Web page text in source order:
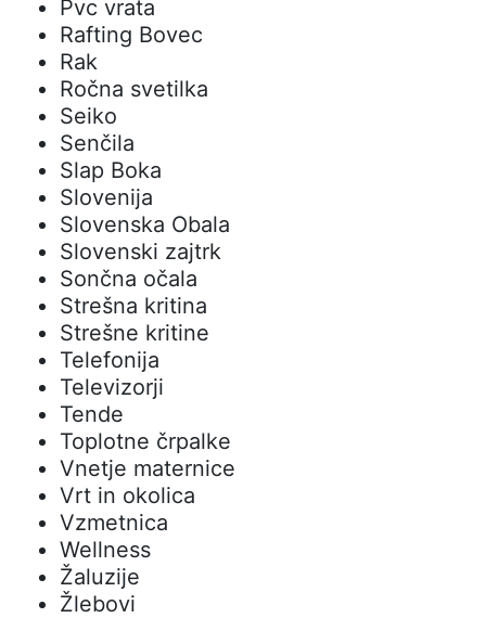
Pvc vrata
Rafting Bovec
Rak
Ročna svetilka
Seiko
Senčila
Slap Boka
Slovenija
Slovenska Obala
Slovenski zajtrk
Sončna očala
Strešna kritina
Strešne kritine
Telefonija
Televizorji
Tende
Toplotne črpalke
Vnetje maternice
Vrt in okolica
Vzmetnica
Wellness
Žaluzije
Žlebovi